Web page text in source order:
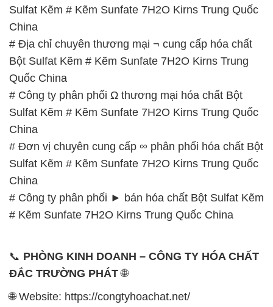
Sulfat Kẽm # Kẽm Sunfate 7H2O Kirns Trung Quốc
China
# Địa chỉ chuyên thương mại ¬ cung cấp hóa chất
Bột Sulfat Kẽm # Kẽm Sunfate 7H2O Kirns Trung
Quốc China
# Công ty phân phối Ω thương mại hóa chất Bột
Sulfat Kẽm # Kẽm Sunfate 7H2O Kirns Trung Quốc
China
# Đơn vị chuyên cung cấp ∞ phân phối hóa chất Bột
Sulfat Kẽm # Kẽm Sunfate 7H2O Kirns Trung Quốc
China
# Công ty phân phối ► bán hóa chất Bột Sulfat Kẽm
# Kẽm Sunfate 7H2O Kirns Trung Quốc China
📞 PHÒNG KINH DOANH – CÔNG TY HÓA CHẤT
ĐẮC TRƯỜNG PHÁT🌐
🌐 Website: https://congtyhoachat.net/